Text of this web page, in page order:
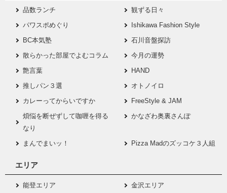
品数ランチ
観ずる日々
パワスポめぐり
Ishikawa Fashion Style
BC本気塾
石川音盤探訪
散らかった部屋でよむコラム
今月の運勢
艶言葉
HAND
推しパン３選
オトノイロ
カレーってからいですか
FreeStyle & JAM
煩悩を断ぜずして咖喱を得る
なり
かなざわ奥裏さんぽ
まんでまいッ！ Pizza Madのズッコケ３人組
エリア
能登エリア 金沢エリア